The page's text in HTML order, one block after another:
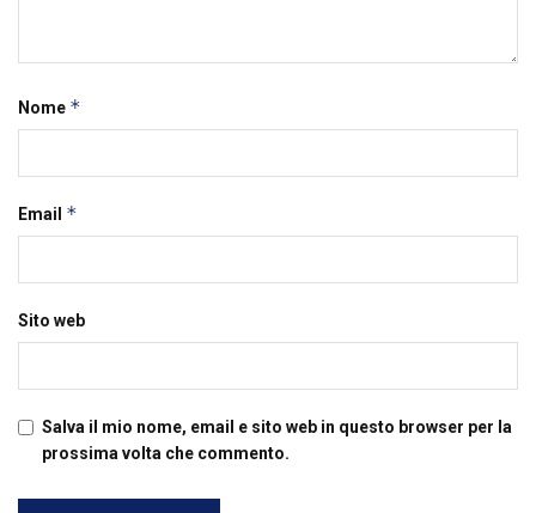
Nome *
Email *
Sito web
Salva il mio nome, email e sito web in questo browser per la
prossima volta che commento.